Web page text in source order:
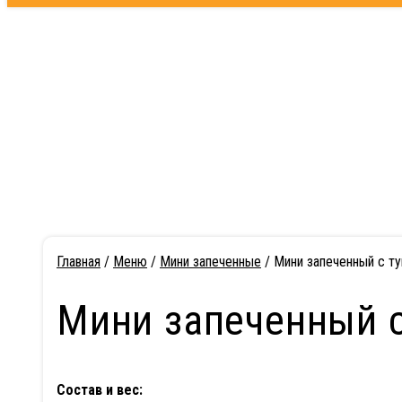
Главная / Меню / Мини запеченные / Мини запеченный с
Мини запеченный
Состав и вес: